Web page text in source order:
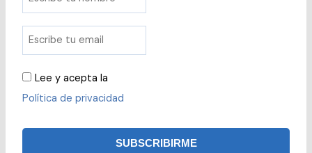
Lee y acepta la
Política de privacidad